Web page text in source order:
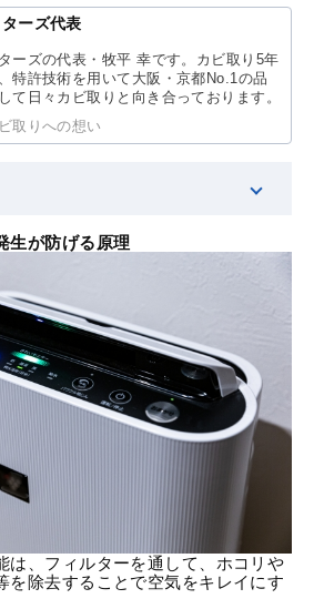
ーズ代表
ーズの代表・牧平 幸です。カビ取り5年
特許技術を用いて大阪・京都No.1の品
て日々カビ取りと向き合っております。
取りへの想い
生が防げる原理
は、フィルターを通して、ホコリや
を除去することで空気をキレイにす